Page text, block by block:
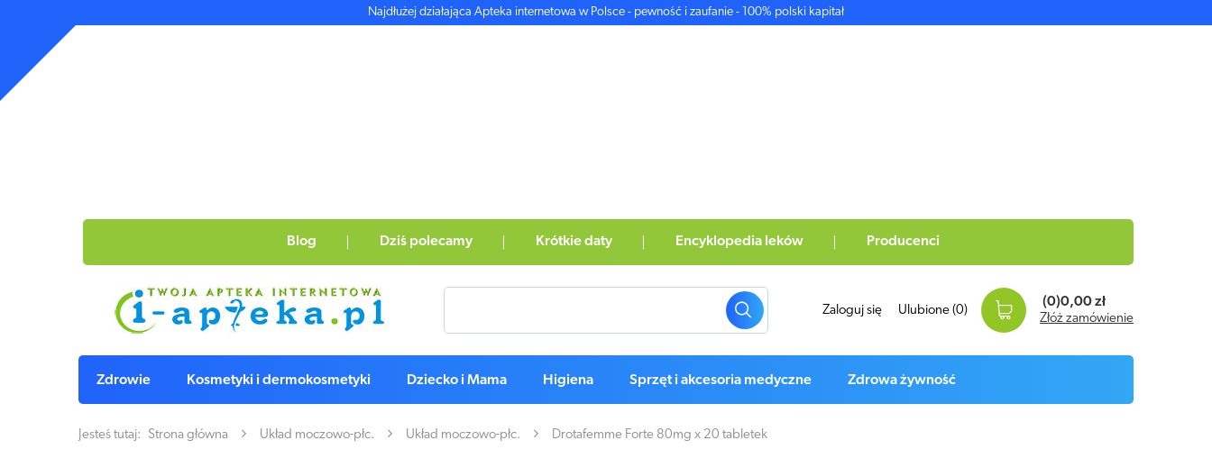
Najdłużej działająca Apteka internetowa w Polsce - pewność i zaufanie - 100% polski kapitał
Blog Dziś polecamy Krótkie daty Encyklopedia leków Producenci
Zaloguj się Ulubione (0)
(0)0,00 zł
Złóż zamówienie
Zdrowie Kosmetyki i dermokosmetyki Dziecko i Mama Higiena Sprzęt i akcesoria medyczne Zdrowa żywność
Jesteś tutaj: Strona główna Układ moczowo-płc. Układ moczowo-płc. Drotafemme Forte 80mg x 20 tabletek